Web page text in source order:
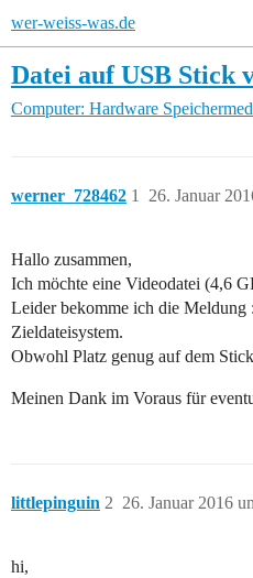
wer-weiss-was.de
Datei auf USB Stick
Computer: Hardware
werner_728462 26. Januar
1
Hallo zusammen,
Ich möchte eine Videodatei (4,6
Leider bekomme ich die
Zieldateisystem.
Obwohl Platz genug auf dem
Meinen Dank im Voraus für
littlepinguin 26. Januar 2016
2
hi,